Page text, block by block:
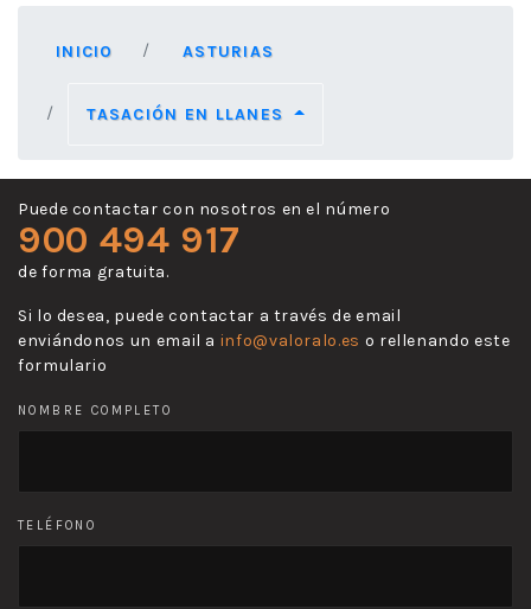
INICIO ASTURIAS
TASACIÓN EN LLANES
Puede contactar con nosotros en el número
900 494 917
de forma gratuita.
Si lo desea, puede contactar a través de email
enviándonos un email a info@valoralo.es o rellenando este
formulario
NOMBRE COMPLETO
TELÉFONO